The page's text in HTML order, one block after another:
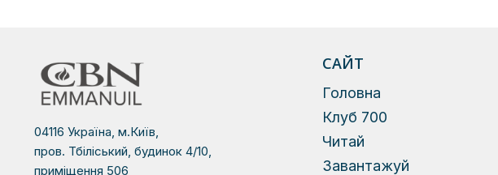
04116 Україна, м.Київ,
пров. Тбіліський, будинок 4/10,
приміщення 506
САЙТ
Головна
Клуб 700
Читай
Завантажуй